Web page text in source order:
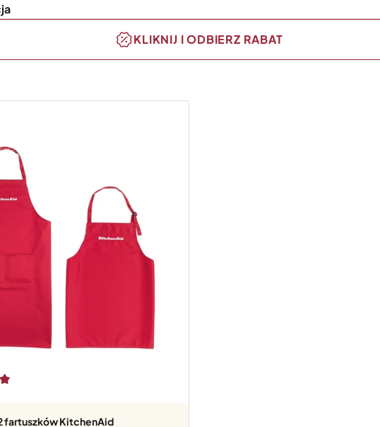
KLIKNIJ I ODBIERZ RABAT
fartuszków KitchenAid